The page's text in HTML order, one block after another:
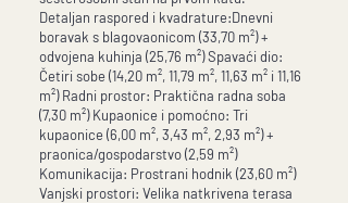
Detaljan raspored i kvadrature:Dnevni
boravak s blagovaonicom (33,70 m²) +
odvojena kuhinja (25,76 m²) Spavaći dio:
Četiri sobe (14,20 m², 11,79 m², 11,63 m² i 11,16
m²) Radni prostor: Praktična radna soba
(7,30 m²) Kupaonice i pomoćno: Tri
kupaonice (6,00 m², 3,43 m², 2,93 m²) +
praonica/gospodarstvo (2,59 m²)
Komunikacija: Prostrani hodnik (23,60 m²)
Vanjski prostori: Velika natkrivena terasa